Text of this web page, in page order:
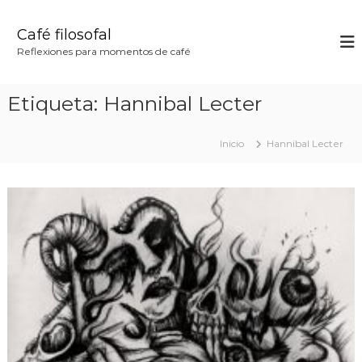
Café filosofal
Reflexiones para momentos de café
Etiqueta: Hannibal Lecter
Inicio Hannibal Lecter